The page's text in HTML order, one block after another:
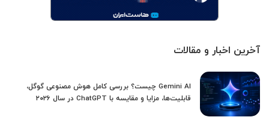
آخرین اخبار و مقالات
Gemini AI چیست؟ بررسی کامل هوش مصنوعی گوگل،
قابلیت‌ها، مزایا و مقایسه با ChatGPT در سال ۲۰۲۶